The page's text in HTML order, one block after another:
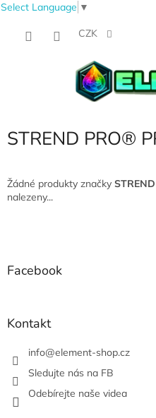
Select Language ▼
CZK
STREND PRO®
Žádné produkty značky
nalezeny...
Facebook
Kontakt
info@element-shop.cz
Sledujte nás na FB
Odebírejte naše videa